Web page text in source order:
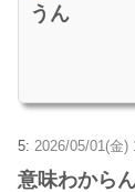
うん
5: 2026/05/01(金
意味わから